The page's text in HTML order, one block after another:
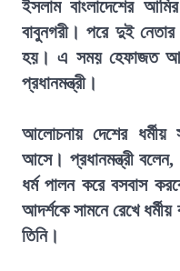
ইসলাম বাংলাদেশের
বাবুনগরী। পরে দুই
হয়। এ সময় হেফাজত
প্রধানমন্ত্রী।
আলোচনায় দেশের ধর্মীয়
আসে। প্রধানমন্ত্রী বলেন,
ধর্ম পালন করে বসবাস
আদর্শকে সামনে রেখে
তিনি।